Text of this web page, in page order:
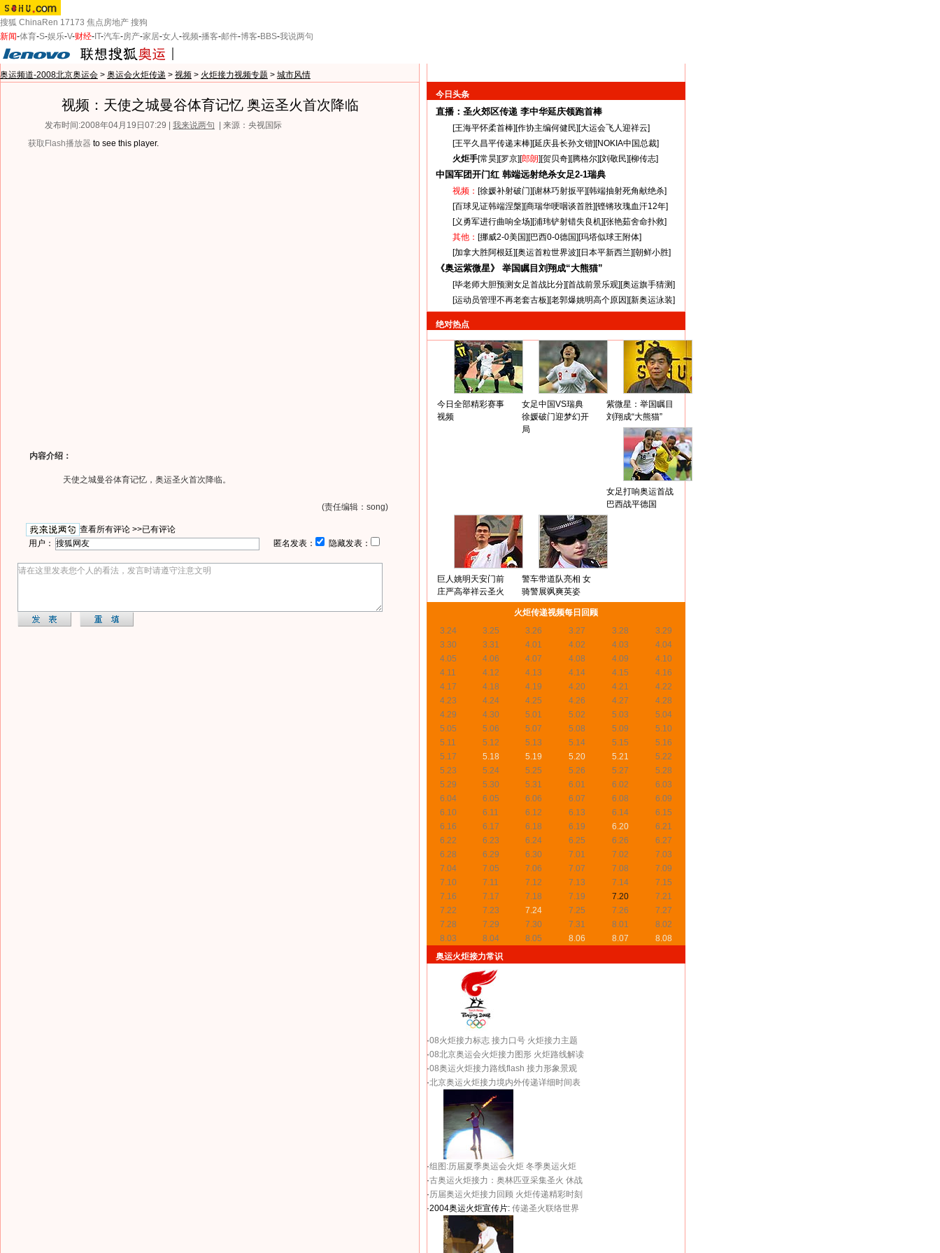
搜狐 ChinaRen 17173 焦点房地产 搜狗
新闻-体育-S-娱乐-V-财经- IT-汽车-房产-家居-女人-视频-播客-邮件-博客-BBS-我说两句
奥运频道-2008北京奥运会 > 奥运会火炬传递 > 视频 > 火炬接力视频专题 > 城市风情
视频：天使之城曼谷体育记忆 奥运圣火首次降临
发布时间:2008年04月19日07:29 | 我来说两句
| 来源：央视国际
获取Flash播放器 to see this player.
内容介绍：
天使之城曼谷体育记忆，奥运圣火首次降临。
(责任编辑：song)
查看所有评论 >>已有评论
用户：
匿名发表： 隐藏发表：
今日头条
直播：圣火郊区传递 李中华延庆领跑首棒
[王海平怀柔首棒][作协主编何健民][大运会飞人迎祥云]
[王平久昌平传递末棒][延庆县长孙文锴][NOKIA中国总裁]
火炬手[常昊][罗京][郎朗][贺贝奇][腾格尔][刘敬民][柳传志]
中国军团开门红 韩端远射绝杀女足2-1瑞典
视频： [徐媛补射破门][谢林巧射扳平][韩端抽射死角献绝杀]
[百球见证韩端涅槃][商瑞华哽咽谈首胜][铿锵玫瑰血汗12年]
[义勇军进行曲响全场][浦玮铲射错失良机][张艳茹舍命扑救]
其他： [挪威2-0美国][巴西0-0德国][玛塔似球王附体]
[加拿大胜阿根廷][奥运首粒世界波][日本平新西兰][朝鲜小胜]
《奥运紫微星》 举国瞩目刘翔成“大熊猫”
[毕老师大胆预测女足首战比分][首战前景乐观][奥运旗手猜测]
[运动员管理不再老套古板][老郭爆姚明高个原因][新奥运泳装]
绝对热点
今日全部精彩赛事
视频
女足中国VS瑞典
徐媛破门迎梦幻开
局
紫微星：举国瞩目
刘翔成“大熊猫”
女足打响奥运首战
巴西战平德国
巨人姚明天安门前
庄严高举祥云圣火
警车带道队亮相 女
骑警展飒爽英姿
火炬传递视频每日回顾
3.24
3.25 3.26 3.27 3.28
3.29
3.30
3.31 4.01 4.02 4.03
4.04
4.05
4.06 4.07 4.08 4.09
4.10
4.11
4.12 4.13 4.14 4.15
4.16
4.17
4.18 4.19 4.20 4.21
4.22
4.23
4.24 4.25 4.26 4.27
4.28
4.29
4.30 5.01 5.02 5.03
5.04
5.05
5.06 5.07 5.08 5.09
5.10
5.11
5.12 5.13 5.14 5.15
5.16
5.17
5.18 5.19 5.20 5.21
5.22
5.23
5.24 5.25 5.26 5.27
5.28
5.29
5.30 5.31 6.01 6.02
6.03
6.04
6.05 6.06 6.07 6.08
6.09
6.10
6.11 6.12 6.13 6.14
6.15
6.16
6.17 6.18 6.19 6.20
6.21
6.22
6.23 6.24 6.25 6.26
6.27
6.28
6.29 6.30 7.01 7.02
7.03
7.04
7.05 7.06 7.07 7.08
7.09
7.10
7.11 7.12 7.13 7.14
7.15
7.16
7.17 7.18 7.19 7.20
7.21
7.22
7.23 7.24 7.25 7.26
7.27
7.28
7.29 7.30 7.31 8.01
8.02
8.03
8.04 8.05 8.06 8.07
8.08
奥运火炬接力常识
·08火炬接力标志 接力口号 火炬接力主题
·08北京奥运会火炬接力图形 火炬路线解读
·08奥运火炬接力路线flash 接力形象景观
·北京奥运火炬接力境内外传递详细时间表
·组图:历届夏季奥运会火炬 冬季奥运火炬
·古奥运火炬接力：奥林匹亚采集圣火 休战
·历届奥运火炬接力回顾 火炬传递精彩时刻
·2004奥运火炬宣传片: 传递圣火联络世界